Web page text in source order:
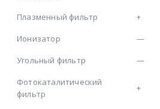
Плазменный фильтр
+
Ионизатор
—
Угольный фильтр
—
Фотокаталитический
фильтр
+